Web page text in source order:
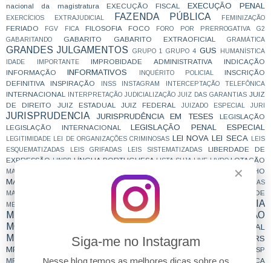
✕
Siga-me no Instagram
Nesse blog temos as melhores dicas sobre os
nacional da magistratura
EXECUÇÃO FISCAL EXECUÇÃO PENAL
EXERCÍCIOS EXTRAJUDICIAL FAZENDA PÚBLICA FEMINIZAÇÃO
FERIADO FGV FICA FILOSOFIA FOCO FORO POR PRERROGATIVA
G2
GABARITANDO
GABARITO GABARITO EXTRAOFICIAL GRAMÁTICA
GRANDES JULGAMENTOS GRUPO 1 GRUPO 4 GUS
HUMANÍSTICA
IDADE
IMPORTANTE IMPROBIDADE ADMINISTRATIVA
INDICAÇÃO
INFORMAÇÃO
INFORMATIVOS INQUÉRITO POLICIAL
INSCRIÇÃO
DEFINITIVA
INSPIRAÇÃO INSS INSTAGRAM INTERCEPTAÇÃO TELEFÔNICA
INTERNACIONAL INTERPRETAÇÃO JUDICIALIZAÇÃO JUIZ DAS GARANTIAS JUIZ
DE DIREITO
JUIZ ESTADUAL JUIZ FEDERAL JUIZADO ESPECIAL JURI
JURISPRUDENCIA JURISPRUDÊNCIA EM TESES
LEGISLAÇÃO
LEGISLAÇÃO INTERNACIONAL
LEGISLAÇÃO PENAL ESPECIAL
LEGITIMIDADE LEI DE ORGANIZAÇÕES CRIMINOSAS LEI NOVA LEI SECA
LEIS
ESQUEMATIZADAS
LEIS GRIFADAS LEIS SISTEMATIZADAS
LIBERDADE DE
EXPRESSÃO LINDB LÍNGUA PORTUGUESA LISTA SUJA LIVE LIVRO LOTAÇÃO
MACETE MAGISTRATURA DO TRABALHO
MAGISTRATURA ESTADUAL MAGISTRATURA FEDERAL
MAIS LIDAS
MAMÃES
MATERIAL GRATUITO MENTALIDADE
MERCADO DE TRABALHO MESTRADO
METODOLOGIA
MINISTÉRIO PÚBLICO
MINORIAS
MOTIVAÇÃO
MOTIVACIONAL
MPESTADUAL
MPF MPF; DIREITO PENAL MPF28 MPF29
MPFLOVERS
MPFTEAM
MPMS MPPR
MPSP
MPT
MPTEAM MPU MUDANÇA DE JURISPRUDÊNCIA MUDANÇA